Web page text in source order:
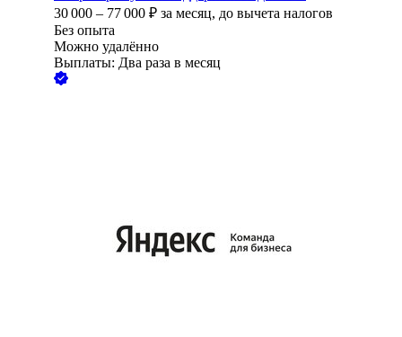
30 000 – 77 000 ₽ за месяц, до вычета налогов
Без опыта
Можно удалённо
Выплаты: Два раза в месяц